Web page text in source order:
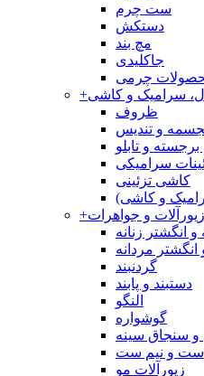
ست چرم
دستکش
مچ بند
جاکلیدی
چرمی
+سرامیک و کاشی
ظروف
و تندیس
و تابلو
سرامیکی
کاشی تزئینی
و کاشی)
+زیورآلات و جواهرات
و انگشتر زنانه
انگشتر مردانه
گردنبند
دستبند و پابند
النگو
گوشواره
سنجاق سینه
ست و نیم ست
زیورآلات مو